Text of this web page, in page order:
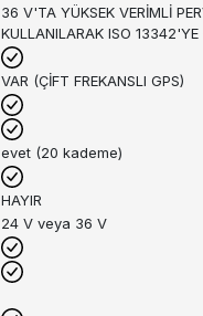
36 V'TA YÜKSEK VERİMLİ
KULLANILARAK ISO 13342'YE
VAR (ÇİFT FREKANSLI GPS)
evet (20 kademe)
HAYIR
24 V veya 36 V